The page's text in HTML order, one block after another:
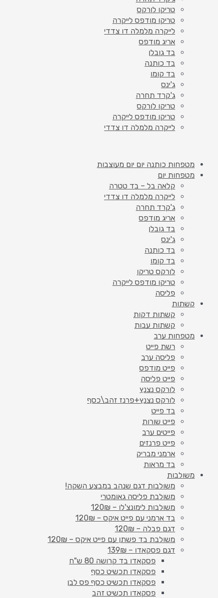
טריקו לורקס
טריקו מודפס לייקרה
לייקרה מלמלה דו צדדי
אריג מודפס
בד גובלן
בד כותנה
בד קומו
ג'ינס
ג'קרד תחרה
טריקו לורקס
טריקו מודפס לייקרה
לייקרה מלמלה דו צדדי
מטפחות כותנה יום יום מעוצבות
מטפחות יום
קלאה בל – בד טטרה
לייקרה מלמלה דו צדדי
ג'קרד תחרה
אריג מודפס
בד גובלן
ג'ינס
בד כותנה
בד קומו
לורקס טריקו
טריקו מודפס לייקרה
פליסה
קשתות
קשתות דקות
קשתות עבות
מטפחות ערב
רשת פייט
פליסה ערב
פייט מודפס
פייט פליסה
לורקס נצנץ
לורקס נצנץ+פרנז זהב\כסף
בד פייט
פייט שורות
פייטים ערב
פייט פרנזים
ארמני מבריק
בד מראות
משולבות
משולבות דגם שנהב במבצע השקה!
משולבת פליסה גאומטרי
משולבות לימונצ'לו – 120₪
בד ארמני עם פייט איקס – 120₪
דגם פבלה – 120₪
משולבת בד פשתן עם פייט איקס – 120₪
דגם פסקאדו – 139₪
פסקאדו בד קרושה 80 ש"ח
פסקאדו תכשיט כסף
פסקאדו תכשיט כסף פס לבן
פסקאדו תכשיט זהב